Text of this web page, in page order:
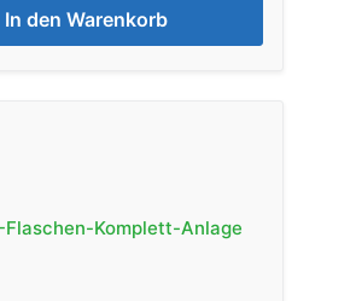
In den Warenkorb